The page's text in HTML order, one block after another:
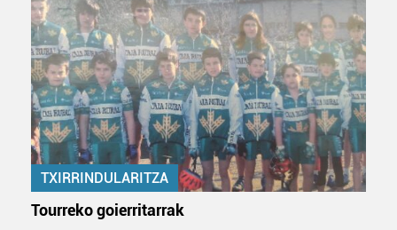
fitxategiak erabiltzen ditu. Zure esperientzia eta
zerbitzuak hobetzeko asmoz, cookie teknologiaz
baliatzen gara. Ohar hau onartuz gero, teknologia hori
erabiltzeko baimen esplizitua ematen diguzu.Gehiago
irakurri
TXIRRINDULARITZA
Tourreko goierritarrak